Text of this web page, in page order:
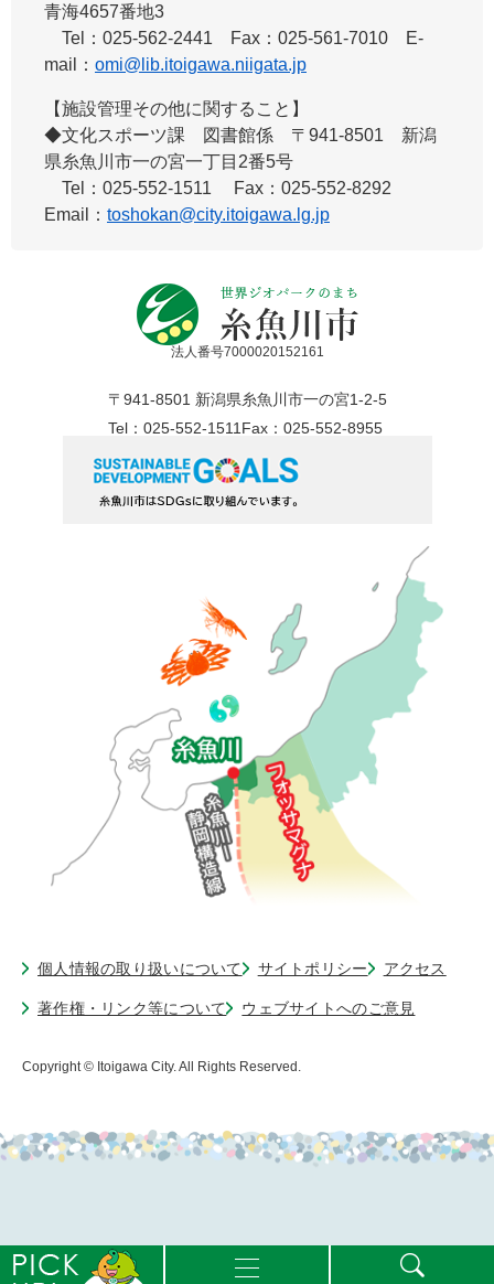
青海4657番地3
Tel：025-562-2441 Fax：025-561-7010 E-
mail： omi@lib.itoigawa.niigata.jp
【施設管理その他に関すること】
◆文化スポーツ課 図書館係 ​〒941-8501 新潟
県糸魚川市一の宮一丁目2番5号
Tel：025-552-1511 Fax：025-552-8292
Email： toshokan@city.itoigawa.lg.jp
法人番号7000020152161
〒941-8501 新潟県糸魚川市一の宮1-2-5
Tel：025-552-1511 Fax：025-552-8955
個人情報の取り扱いについて サイトポリシー アクセス
著作権・リンク等について ウェブサイトへのご意見
Copyright © Itoigawa City. All Rights Reserved.